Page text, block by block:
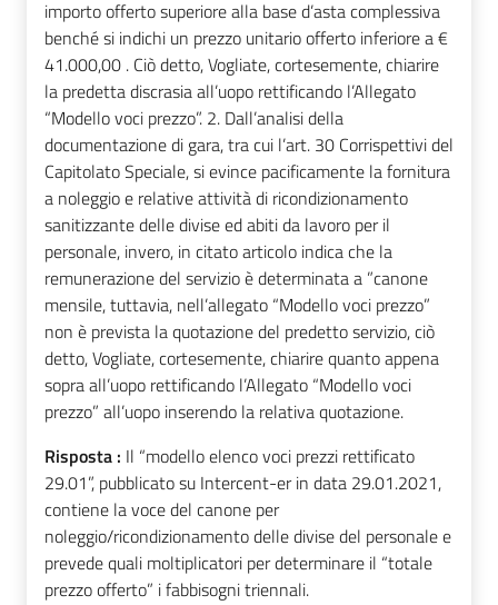
importo offerto superiore alla base d’asta complessiva
benché si indichi un prezzo unitario offerto inferiore a €
41.000,00 . Ciò detto, Vogliate, cortesemente, chiarire
la predetta discrasia all’uopo rettificando l’Allegato
“Modello voci prezzo”. 2. Dall’analisi della
documentazione di gara, tra cui l’art. 30 Corrispettivi del
Capitolato Speciale, si evince pacificamente la fornitura
a noleggio e relative attività di ricondizionamento
sanitizzante delle divise ed abiti da lavoro per il
personale, invero, in citato articolo indica che la
remunerazione del servizio è determinata a ”canone
mensile, tuttavia, nell’allegato “Modello voci prezzo”
non è prevista la quotazione del predetto servizio, ciò
detto, Vogliate, cortesemente, chiarire quanto appena
sopra all’uopo rettificando l’Allegato “Modello voci
prezzo” all’uopo inserendo la relativa quotazione.
Risposta : Il “modello elenco voci prezzi rettificato
29.01”, pubblicato su Intercent-er in data 29.01.2021,
contiene la voce del canone per
noleggio/ricondizionamento delle divise del personale e
prevede quali moltiplicatori per determinare il “totale
prezzo offerto” i fabbisogni triennali.